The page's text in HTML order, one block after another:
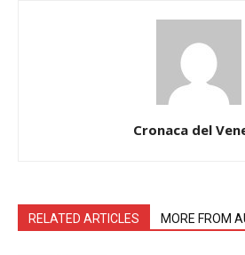
Cronaca del
RELATED ARTICLES MORE FROM